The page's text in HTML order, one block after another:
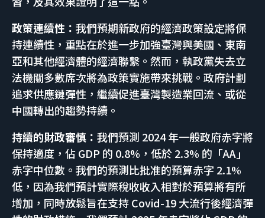
政策連續性： 我們預期新政府的經濟政策設定將保
持連續性，重點在於進一步加強臺灣與美國、東南
亞和其他經濟體的經濟聯繫。然而，執政黨失去立
法機關多數席次將為政策實施帶來挑戰。政府計劃
追求供應鏈彈性，繼續促進臺灣製造業回流、或從
中國轉出的趨勢持續。
持續的財政審慎： 我們預測 2024 年一般政府赤字將
保持適度，佔 GDP 的 0.8%，低於 2.3% 的「AA」
赤字中位數。我們的預測比批准的預算赤字 2.1%
低，因為我們預計實際稅收收入相對於預算將有所
增加，同時放鬆旨在支持 Covid-19 大流行後經濟彈